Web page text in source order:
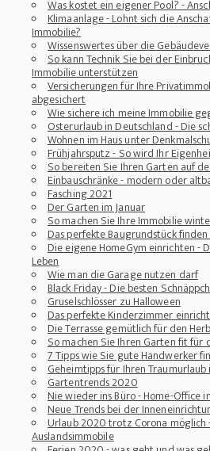
Was kostet ein eigener Pool? -
Klimaanlage - Lohnt sich die
Immobilie?
Wissenswertes über die
So kann Technik Sie bei der
Immobilie unterstützen
Versicherungen für Ihre
abgesichert
Wie sichere ich meine Immobilie
Osterurlaub in Deutschland - Die
Wohnen im Haus unter
Frühjahrsputz - So wird Ihr
So bereiten Sie Ihren Garten auf
Einbauschränke - modern oder
Fasching 2021
Der Garten im Januar
So machen Sie Ihre Immobilie
Das perfekte Baugrundstück
Die eigene HomeGym einrichten -
Leben
Wie man die Garage nutzen darf
Black Friday - Die besten
Gruselschlösser zu Halloween
Das perfekte Kinderzimmer
Die Terrasse gemütlich für den
So machen Sie Ihren Garten fit für
7 Tipps wie Sie gute Handwerker
Geheimtipps für Ihren Traumurlaub
Gartentrends 2020
Nie wieder ins Büro - Home-Office
Neue Trends bei der
Urlaub 2020 trotz Corona möglich
Auslandsimmobile